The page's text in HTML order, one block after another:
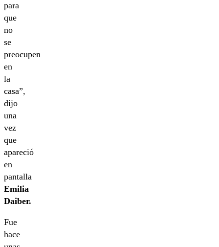
para
que
no
se
preocupen
en
la
casa”,
dijo
una
vez
que
apareció
en
pantalla
Emilia
Daiber.
Fue
hace